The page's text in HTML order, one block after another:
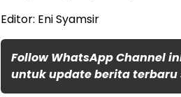
Editor: Eni Syamsir
Follow WhatsApp Channel
untuk update berita terbaru